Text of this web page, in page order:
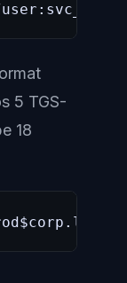
5 TGS-
18